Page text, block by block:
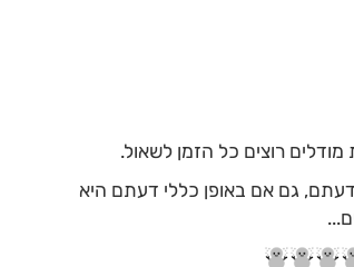
רוצים כל הזמן לשאול.
גם אם באופן כללי דעתם היא